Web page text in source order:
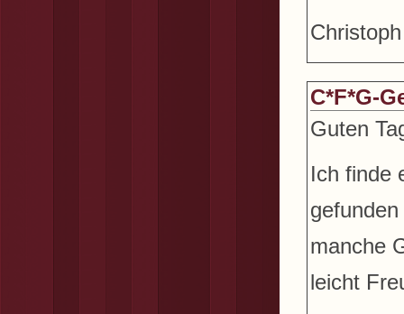
Christoph
C*F*G-
Guten
Ich finde
manche
leicht